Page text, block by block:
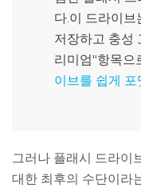
다.이 드라이
저장하고 충성
리미엄"항목으
이브를 쉽게 포
그러나 플래시 드라이
대한 최후의 수단이라